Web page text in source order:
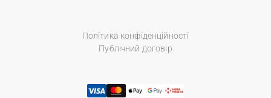
Політика конфіденційності
Публічний договір